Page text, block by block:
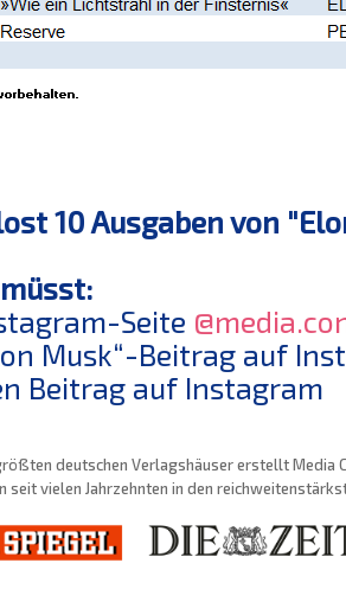
10 Ausgaben von
Seite
Musk“-Beitrag auf
Beitrag auf Instagram
deutschen Verlagshäuser erstellt
seit vielen Jahrzehnten in den